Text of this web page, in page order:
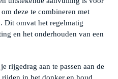
deze te combineren met
Dit omvat het regelmatig
en het onderhouden van een
rijgedrag aan te passen aan de